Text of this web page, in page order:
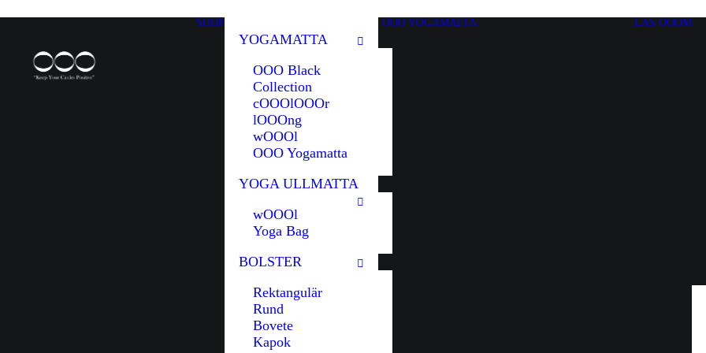
SHOP
YOGAMATTA
OOO Black
Collection
cOOOlOOOr
lOOOng
wOOOl
OOO Yogamatta
YOGA ULLMATTA
wOOOl
Yoga Bag
BOLSTER
Rektangulär
Rund
Bovete
Kapok
OOO YOGAMATTA LÄS OOOM